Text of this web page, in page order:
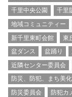
千里中央公園
千里
地域コミュニティー
新千里東町会館
東
盆ダンス
盆踊り
近隣センター委員会
防災、防犯、まち美
防災委員会
防犯カ